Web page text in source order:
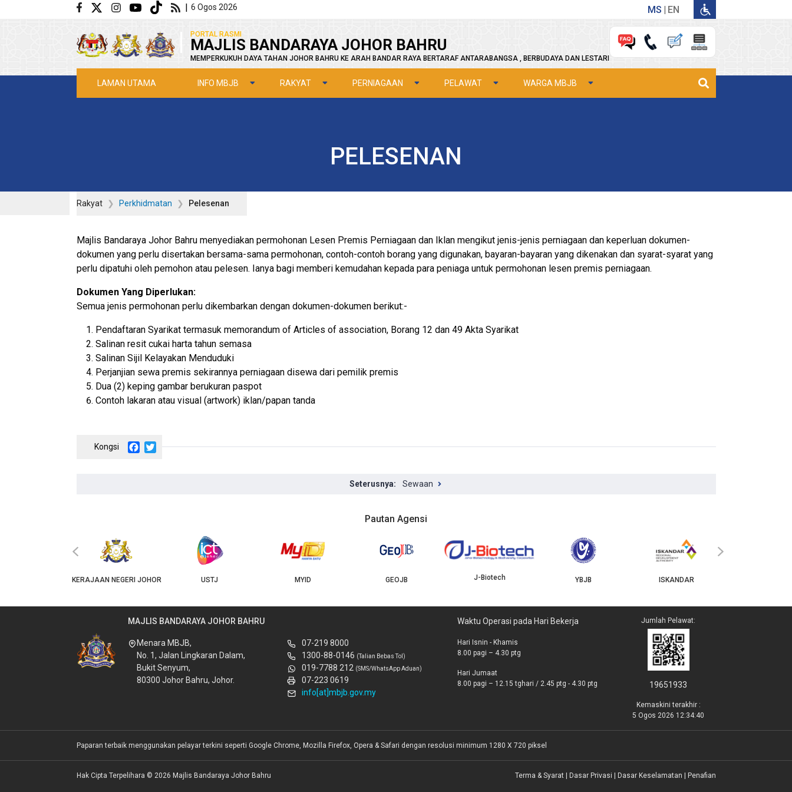
Langkau ke kandungan utama | 6 Ogos 2026 MS EN
PORTAL RASMI
MAJLIS BANDARAYA JOHOR BAHRU
MEMPERKUKUH DAYA TAHAN JOHOR BAHRU KE ARAH BANDAR RAYA BERTARAF ANTARABANGSA , BERBUDAYA DAN LESTARI
LAMAN UTAMA INFO MBJB RAKYAT PERNIAGAAN PELAWAT WARGA MBJB
PELESENAN
Rakyat Perkhidmatan Pelesenan
Majlis Bandaraya Johor Bahru menyediakan permohonan Lesen Premis Perniagaan dan Iklan mengikut jenis-jenis perniagaan dan keperluan dokumen-
dokumen yang perlu disertakan bersama-sama permohonan, contoh-contoh borang yang digunakan, bayaran-bayaran yang dikenakan dan syarat-syarat yang
perlu dipatuhi oleh pemohon atau pelesen. Ianya bagi memberi kemudahan kepada para peniaga untuk permohonan lesen premis perniagaan.
Dokumen Yang Diperlukan:
Semua jenis permohonan perlu dikembarkan dengan dokumen-dokumen berikut:-
Pendaftaran Syarikat termasuk memorandum of Articles of association, Borang 12 dan 49 Akta Syarikat
Salinan resit cukai harta tahun semasa
Salinan Sijil Kelayakan Menduduki
Perjanjian sewa premis sekirannya perniagaan disewa dari pemilik premis
Dua (2) keping gambar berukuran paspot
Contoh lakaran atau visual (artwork) iklan/papan tanda
Facebook
Twitter
Sewaan
Pautan Agensi
KERAJAAN NEGERI JOHOR USTJ MYID GEOJB J-Biotech YBJB ISKANDAR
‹ ›
MAJLIS BANDARAYA JOHOR BAHRU
Menara MBJB,
No. 1, Jalan Lingkaran Dalam,
Bukit Senyum,
80300 Johor Bahru, Johor.
07-219 8000
1300-88-0146 (Talian Bebas Tol)
019-7788 212 (SMS/WhatsApp Aduan)
07-223 0619
info[at]mbjb.gov.my
Waktu Operasi pada Hari Bekerja
Hari Isnin - Khamis
8.00 pagi – 4.30 ptg
Hari Jumaat
8.00 pagi – 12.15 tghari / 2.45 ptg - 4.30 ptg
Jumlah Pelawat:
19651933
Kemaskini terakhir :
5 Ogos 2026 12:34:40
Paparan terbaik menggunakan pelayar terkini seperti Google Chrome, Mozilla Firefox, Opera & Safari dengan resolusi minimum 1280 X 720 piksel
Hak Cipta Terpelihara © 2026 Majlis Bandaraya Johor Bahru Terma & Syarat| Dasar Privasi | Dasar Keselamatan | Penafian